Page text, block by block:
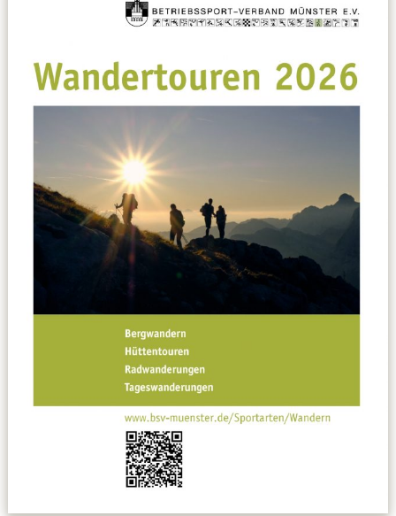
übergeordnete Verbände
12 Gründe
Leitbild
Service
Anmeldung zum Erste-Hilfe-Kurs